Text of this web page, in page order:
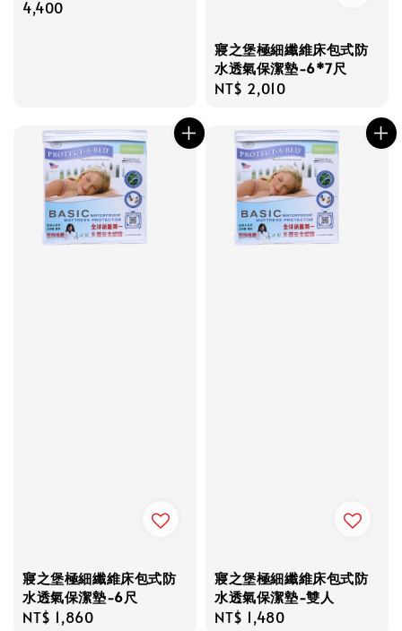
price
4,400
寢之堡極細纖維床包式防
水透氣保潔墊-6*7尺
Regular
NT$ 2,010
寢之堡極細纖維床包式防
水透氣保潔墊-6尺
Regular
NT$ 1,860
寢之堡極細纖維床包式防
水透氣保潔墊-雙人
Regular
NT$ 1,480